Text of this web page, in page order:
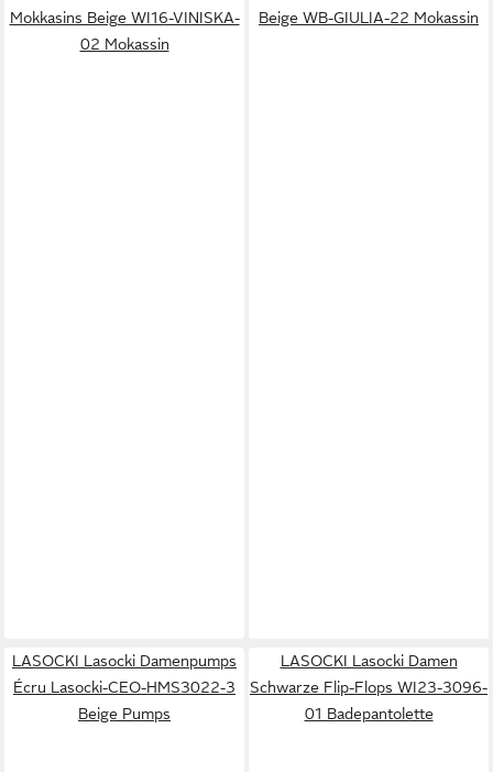
Mokkasins Beige WI16-VINISKA-
02 Mokassin
Beige WB-GIULIA-22 Mokassin
LASOCKI Lasocki Damenpumps
Écru Lasocki-CEO-HMS3022-3
Beige Pumps
LASOCKI Lasocki Damen
Schwarze Flip-Flops WI23-3096-
01 Badepantolette